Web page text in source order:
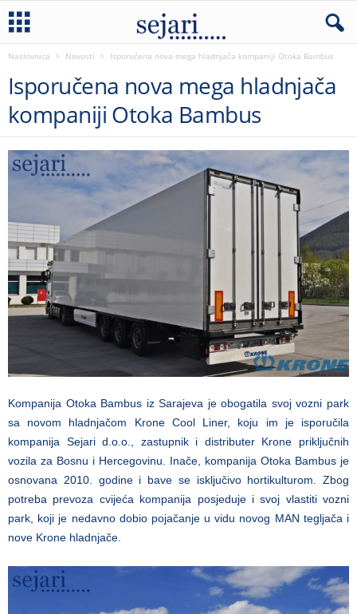
Naslovnica Novosti Isporučena nova mega hladnjača kompaniji Otoka Bambus
Isporučena nova mega hladnjača
kompaniji Otoka Bambus
Kompanija Otoka Bambus iz Sarajeva je obogatila svoj vozni park
sa novom hladnjačom Krone Cool Liner, koju im je isporučila
kompanija Sejari d.o.o., zastupnik i distributer Krone priključnih
vozila za Bosnu i Hercegovinu. Inače, kompanija Otoka Bambus je
osnovana 2010. godine i bave se isključivo hortikulturom. Zbog
potreba prevoza cvijeća kompanija posjeduje i svoj vlastiti vozni
park, koji je nedavno dobio pojačanje u vidu novog MAN tegljača i
nove Krone hladnjače.